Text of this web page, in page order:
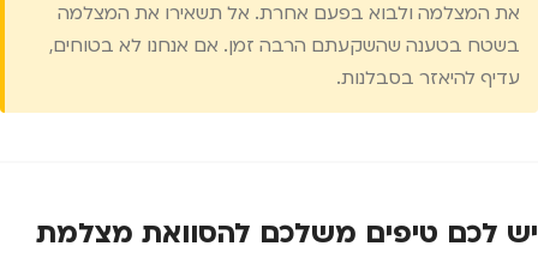
את המצלמה ולבוא בפעם אחרת. אל תשאירו את המצלמה
בשטח בטענה שהשקעתם הרבה זמן. אם אנחנו לא בטוחים,
עדיף להיאזר בסבלנות.
יש לכם טיפים משלכם להסוואת מצלמת